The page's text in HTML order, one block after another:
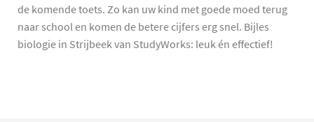
de komende toets. Zo kan uw kind met goede moed terug
naar school en komen de betere cijfers erg snel. Bijles
biologie in Strijbeek van StudyWorks: leuk én effectief!